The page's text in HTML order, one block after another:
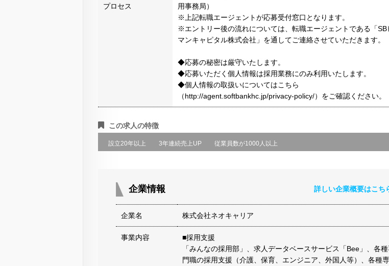
プロセス
用事務局）
※上記転職エージェントが応募受付窓口となります。
※エントリー後の流れについては、転職エージェントである「SB
マンキャピタル株式会社」を通してご連絡させていただきます。
◆応募の秘密は厳守いたします。
◆応募いただく個人情報は採用業務にのみ利用いたします。
◆個人情報の取扱いについてはこちら
（http://agent.softbankhc.jp/privacy-policy/）をご確認ください。
この求人の特徴
設立20年以上 3年連続売上UP 従業員数が1000人以上
企業情報 詳しい企業概要はこち
企業名 株式会社ネオキャリア
事業内容
■採用支援
「みんなの採用部」、求人データベースサービス「Bee」、各
門職の採用支援（介護、保育、エンジニア、外国人等）、各種